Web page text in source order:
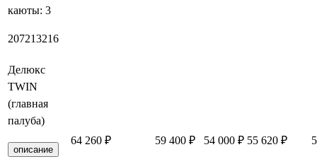
каюты: 3
207213216
Делюкс
TWIN
(главная
палуба)
описание
64 260 ₽ 59 400 ₽ 54 000 ₽ 55 620 ₽